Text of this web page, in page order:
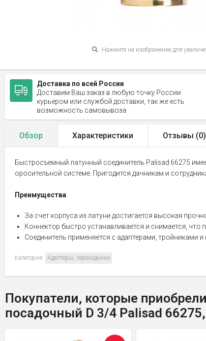
Нажмите на изображение для
Доставка по всей России
Доставим Ваш заказ в любую точку России
курьером или службой доставки, так же есть
возможность самовывоза
Обзор Характеристики Отзывы (0)
Быстросъемный латунный соединитель Palisad 66275
оросительной системе. Пригодится дачникам и
Преимущества
За счет корпуса из латуни достигается высокая
Коннектор быстро устанавливается и снимается, что
Соединитель применяется с адаптерами, тройниками
Категория: Адаптеры, переходники
Покупатели, которые
посадочный D 3/4 Palisad